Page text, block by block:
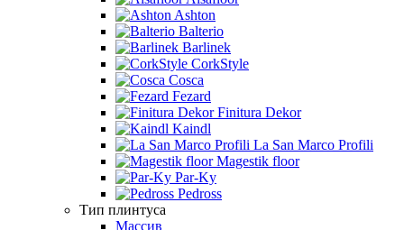
Ashton
Balterio
Barlinek
CorkStyle
Cosca
Fezard
Finitura Dekor
Kaindl
La San Marco Profili
Magestik floor
Par-Ky
Pedross
Тип плинтуса
Массив